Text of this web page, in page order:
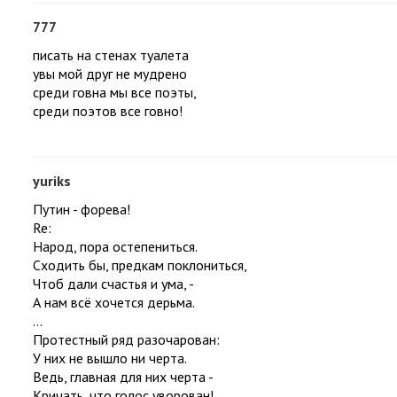
777
писать на стенах туалета
увы мой друг не мудрено
среди говна мы все поэты,
среди поэтов все говно!
yuriks
Путин - форева!
Re:
Народ, пора остепениться.
Сходить бы, предкам поклониться,
Чтоб дали счастья и ума, -
А нам всё хочется дерьма.
...
Протестный ряд разочарован:
У них не вышло ни черта.
Ведь, главная для них черта -